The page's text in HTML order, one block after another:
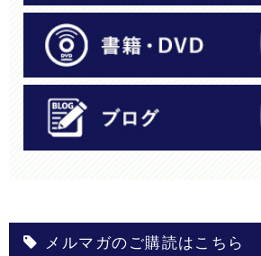
メルマガのご購読はこちら